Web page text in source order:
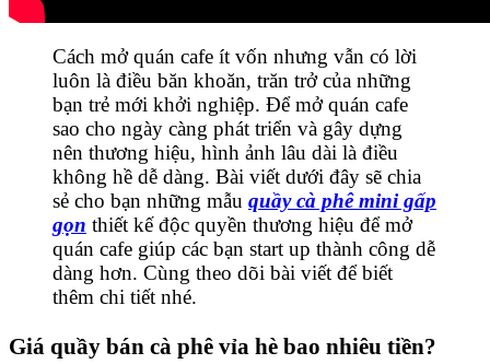
Cách mở quán cafe ít vốn nhưng vẫn có lời
luôn là điều băn khoăn, trăn trở của những
bạn trẻ mới khởi nghiệp. Để mở quán cafe
sao cho ngày càng phát triển và gây dựng
nên thương hiệu, hình ảnh lâu dài là điều
không hề dễ dàng. Bài viết dưới đây sẽ chia
sẻ cho bạn những mẫu quầy cà phê mini gấp
gọn thiết kế độc quyền thương hiệu để mở
quán cafe giúp các bạn start up thành công dễ
dàng hơn. Cùng theo dõi bài viết để biết
thêm chi tiết nhé.
Giá quầy bán cà phê vỉa hè bao nhiêu tiền?